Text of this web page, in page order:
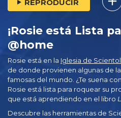
REPRODUCIR
¡Rosie está Lista
@home
Rosie está en la Iglesia de
de donde provienen algunas de
famosas del mundo. ¿Te suena
Rosie está lista para roquear su
que está aprendiendo en el libro
Descubre las herramientas de